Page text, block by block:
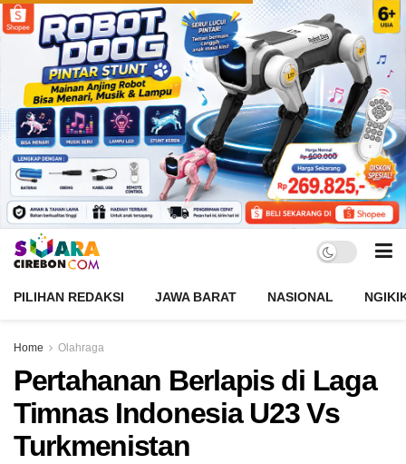
PILIHAN REDAKSI JAWA BARAT NASIONAL
Home Olahraga
Pertahanan Berlapis di Laga
Timnas Indonesia U23 Vs
Turkmenistan